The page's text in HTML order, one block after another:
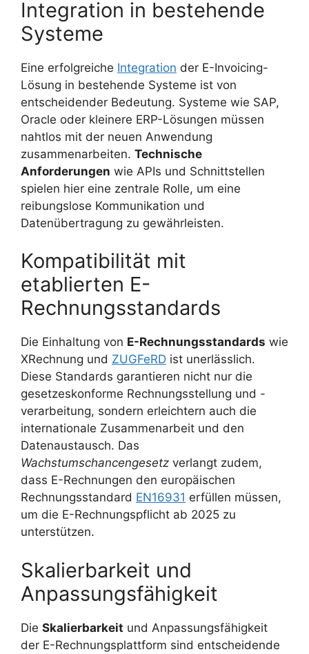
Integration in bestehende
Systeme
Eine erfolgreiche Integration der E-Invoicing-
Lösung in bestehende Systeme ist von
entscheidender Bedeutung. Systeme wie SAP,
Oracle oder kleinere ERP-Lösungen müssen
nahtlos mit der neuen Anwendung
zusammenarbeiten. Technische
Anforderungen wie APIs und Schnittstellen
spielen hier eine zentrale Rolle, um eine
reibungslose Kommunikation und
Datenübertragung zu gewährleisten.
Kompatibilität mit
etablierten E-
Rechnungsstandards
Die Einhaltung von E-Rechnungsstandards wie
XRechnung und ZUGFeRD ist unerlässlich.
Diese Standards garantieren nicht nur die
gesetzeskonforme Rechnungsstellung und -
verarbeitung, sondern erleichtern auch die
internationale Zusammenarbeit und den
Datenaustausch. Das
Wachstumschancengesetz verlangt zudem,
dass E-Rechnungen den europäischen
Rechnungsstandard EN16931 erfüllen müssen,
um die E-Rechnungspflicht ab 2025 zu
unterstützen.
Skalierbarkeit und
Anpassungsfähigkeit
Die Skalierbarkeit und Anpassungsfähigkeit
der E-Rechnungsplattform sind entscheidende